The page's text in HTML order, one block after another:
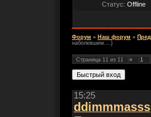
Статус: Offline
Форум » Наш форум »
наболевшем....)
Страница 11 из 11 « 1